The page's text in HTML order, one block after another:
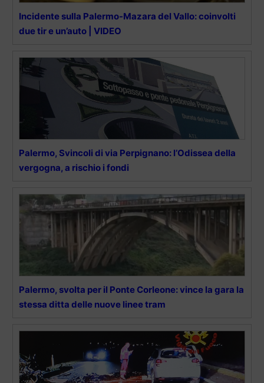
Incidente sulla Palermo-Mazara del Vallo: coinvolti
due tir e un’auto | VIDEO
Palermo, Svincoli di via Perpignano: l’Odissea della
vergogna, a rischio i fondi
Palermo, svolta per il Ponte Corleone: vince la gara la
stessa ditta delle nuove linee tram